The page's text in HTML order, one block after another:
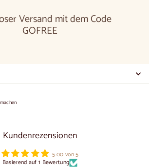
Versand mit dem Code
GOFREE
Kundenrezensionen
5.00 von 5
Basierend auf 1 Bewertung